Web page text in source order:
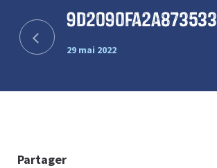
9d2090fa2a873533
29 mai 2022
Partager